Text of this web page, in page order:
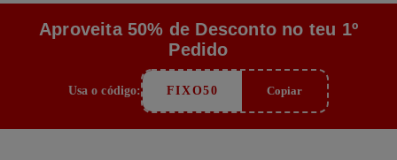
Aproveita 50% de Desconto no teu 1º
Pedido
Usa o código: FIXO50 Copiar